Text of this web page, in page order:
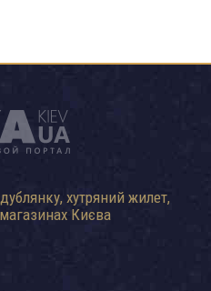
хутряний жилет,
Києва